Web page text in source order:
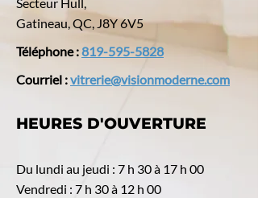
Gatineau, QC, J8Y 6V5
Téléphone :819-595-5828
Courriel :vitrerie@visionmoderne.com
HEURES D'OUVERTURE
Du lundi au jeudi : 7 h 30 à 17 h 00
Vendredi : 7 h 30 à 12 h 00